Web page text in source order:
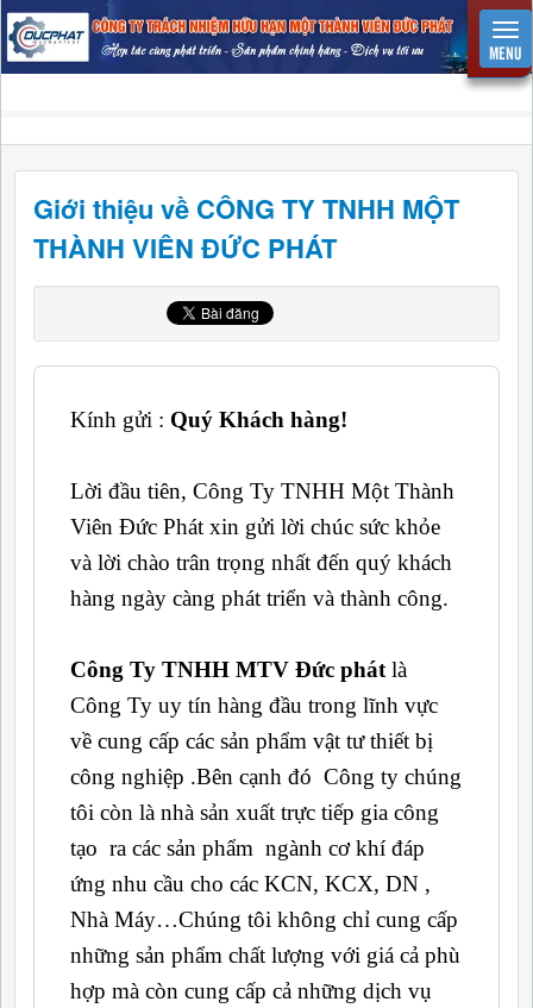
Giới thiệu về CÔNG TY TNHH MỘT
THÀNH VIÊN ĐỨC PHÁT
Kính gửi : Quý Khách hàng!
Lời đầu tiên, Công Ty TNHH Một Thành
Viên Đức Phát xin gửi lời chúc sức khỏe
và lời chào trân trọng nhất đến quý khách
hàng ngày càng phát triển và thành công.
Công Ty TNHH MTV Đức phát là
Công Ty uy tín hàng đầu trong lĩnh vực
về cung cấp các sản phẩm vật tư thiết bị
công nghiệp .Bên cạnh đó Công ty chúng
tôi còn là nhà sản xuất trực tiếp gia công
tạo ra các sản phẩm ngành cơ khí đáp
ứng nhu cầu cho các KCN, KCX, DN ,
Nhà Máy…Chúng tôi không chỉ cung cấp
những sản phẩm chất lượng với giá cả phù
hợp mà còn cung cấp cả những dịch vụ